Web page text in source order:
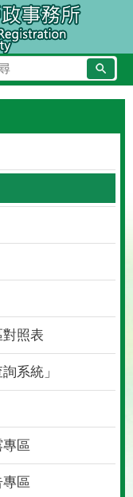
搜
尋
照表
系統」
區
區